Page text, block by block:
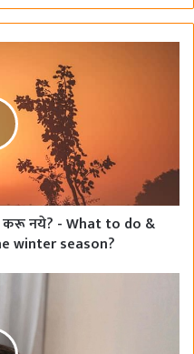
o
करू नये? - What to do &
winter season?